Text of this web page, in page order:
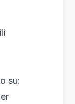
su: